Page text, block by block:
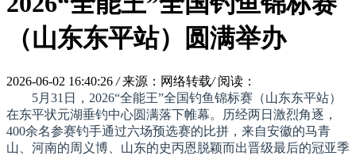
（山东东平站）圆满举办
2026-06-02 16:40:26 / 来源：网络转载/ 阅读：
5月31日，2026“全能王”全国钓鱼锦标赛（山东东平站）
在东平状元湖垂钓中心圆满落下帷幕。历经两日激烈角逐，
400余名参赛钓手通过六场预选赛的比拼，来自安徽的马青
山、河南的周义博、山东的史丙恩脱颖而出晋级最后的冠亚季